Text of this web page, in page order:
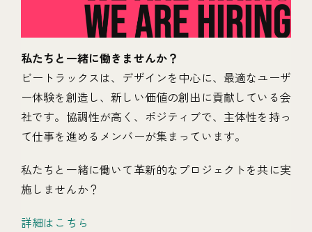
私たちと一緒に働きませんか？
ビートラックスは、デザインを中心に、最適なユーザ
ー体験を創造し、新しい価値の創出に貢献している会
社です。協調性が高く、ポジティブで、主体性を持っ
て仕事を進めるメンバーが集まっています。
私たちと一緒に働いて革新的なプロジェクトを共に実
施しませんか？
詳細はこちら